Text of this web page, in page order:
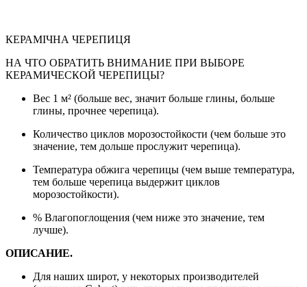
КЕРАМІЧНА ЧЕРЕПИЦЯ
НА ЧТО ОБРАТИТЬ ВНИМАНИЕ ПРИ ВЫБОРЕ
КЕРАМИЧЕСКОЙ ЧЕРЕПИЦЫ?
Вес 1 м² (больше вес, значит больше глины, больше
глины, прочнее черепица).
Количество циклов морозостойкости (чем больше это
значение, тем дольше прослужит черепица).
Температура обжига черепицы (чем выше температура,
тем больше черепица выдержит циклов
морозостойкости).
% Влагопоглощения (чем ниже это значение, тем
лучше).
ОПИСАНИЕ.
Для наших широт, у некоторых производителей